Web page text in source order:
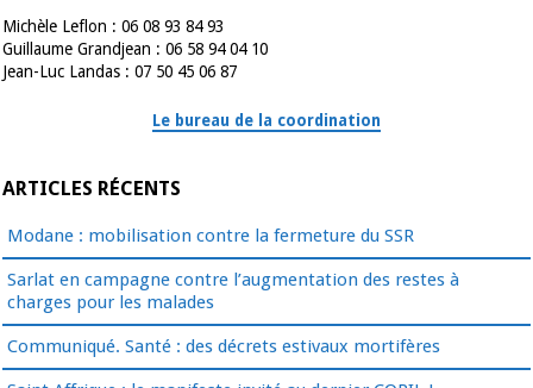
Michèle Leflon : 06 08 93 84 93
Guillaume Grandjean : 06 58 94 04 10
Jean-Luc Landas : 07 50 45 06 87
Le bureau de la coordination
ARTICLES RÉCENTS
Modane : mobilisation contre la fermeture du SSR
Sarlat en campagne contre l’augmentation des restes à
charges pour les malades
Communiqué. Santé : des décrets estivaux mortifères